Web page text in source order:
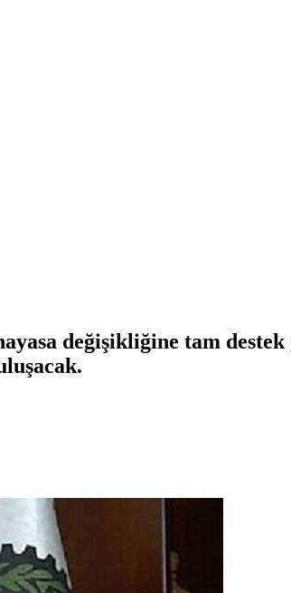
değişikliğine tam